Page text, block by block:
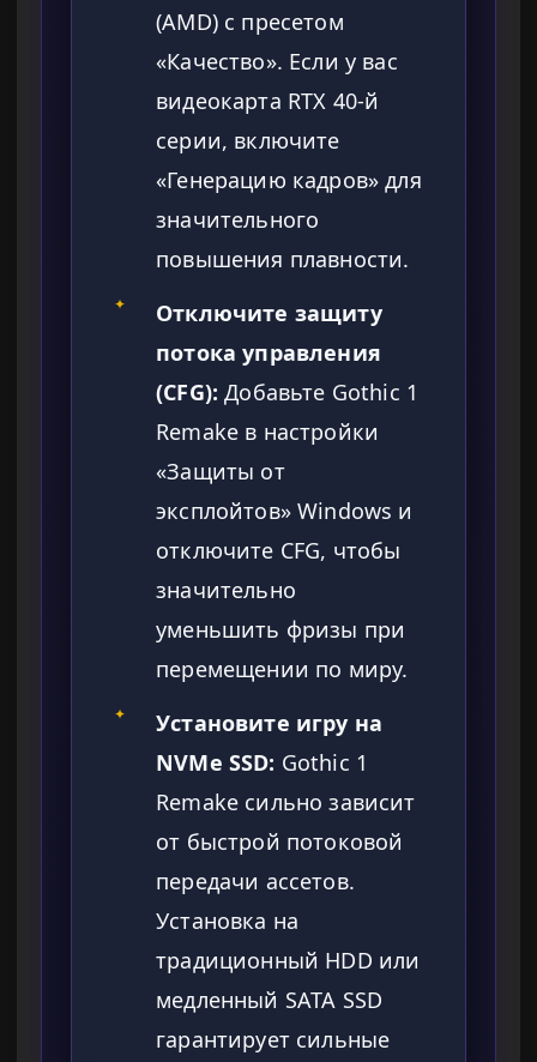
(AMD) с пресетом
«Качество». Если у вас
видеокарта RTX 40-й
серии, включите
«Генерацию кадров» для
значительного
повышения плавности.
✦
Отключите защиту
потока управления
(CFG): Добавьте Gothic 1
Remake в настройки
«Защиты от
эксплойтов» Windows и
отключите CFG, чтобы
значительно
уменьшить фризы при
перемещении по миру.
✦
Установите игру на
NVMe SSD: Gothic 1
Remake сильно зависит
от быстрой потоковой
передачи ассетов.
Установка на
традиционный HDD или
медленный SATA SSD
гарантирует сильные